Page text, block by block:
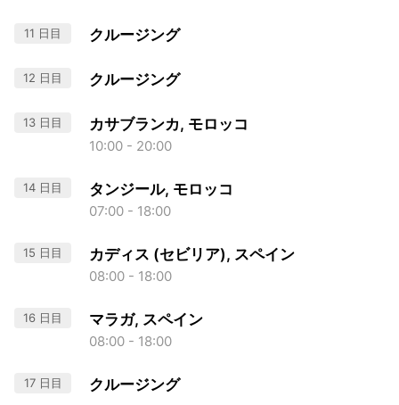
11 日目 クルージング
12 日目 クルージング
13 日目 カサブランカ, モロッコ
10:00 - 20:00
14 日目 タンジール, モロッコ
07:00 - 18:00
15 日目 カディス (セビリア), スペイン
08:00 - 18:00
16 日目 マラガ, スペイン
08:00 - 18:00
17 日目 クルージング